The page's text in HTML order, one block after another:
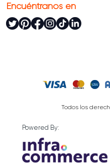
Encuéntranos en
Todos los
Powered By: